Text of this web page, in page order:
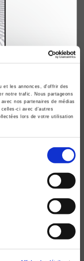
et les annonces, d'offrir des
notre trafic. Nous partageons
nos partenaires de médias
ci avec d'autres
lors de votre utilisation
systèmes de